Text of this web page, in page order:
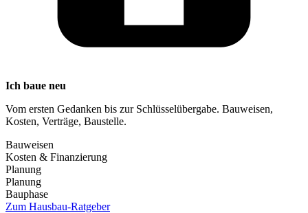
Ich baue neu
Vom ersten Gedanken bis zur Schlüsselübergabe. Bauweisen,
Kosten, Verträge, Baustelle.
Bauweisen
Kosten & Finanzierung
Planung
Planung
Bauphase
Zum Hausbau-Ratgeber